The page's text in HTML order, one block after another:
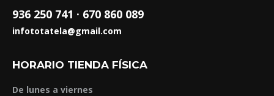
936 250 741 · 670 860 089
infototatela@gmail.com
HORARIO TIENDA FÍSICA
De lunes a viernes